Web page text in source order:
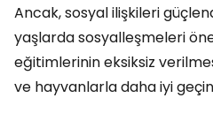
Ancak, sosyal ilişkileri
yaşlarda sosyalleşmeleri
eğitimlerinin eksiksiz
ve hayvanlarla daha iyi